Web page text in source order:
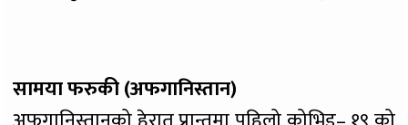
सामया फरुकी (अफगानिस्तान)